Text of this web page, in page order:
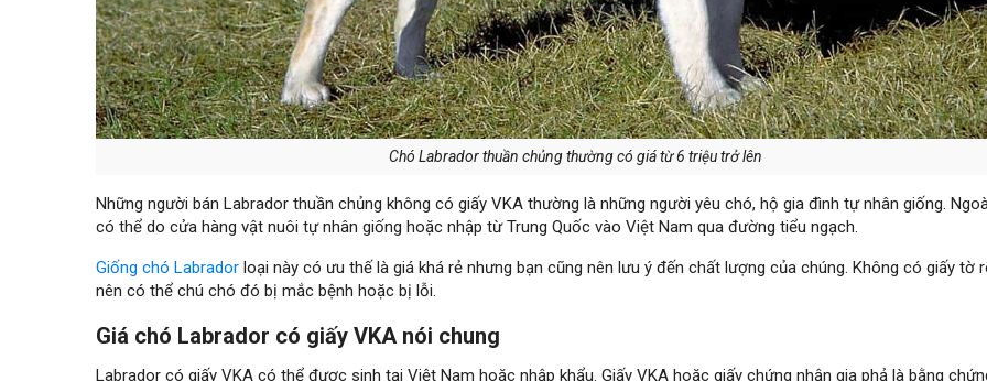
Chó Labrador thuần chủng thường có giá từ 6 triệu trở lên
Những người bán Labrador thuần chủng không có giấy VKA thường là những người yêu chó, hộ gia đình tự nhân giống.
có thể do cửa hàng vật nuôi tự nhân giống hoặc nhập từ Trung Quốc vào Việt Nam qua đường tiểu ngạch.
Giống chó Labrador loại này có ưu thế là giá khá rẻ nhưng bạn cũng nên lưu ý đến chất lượng của chúng. Không có giấy tờ
nên có thể chú chó đó bị mắc bệnh hoặc bị lỗi.
Giá chó Labrador có giấy VKA nói chung
Labrador có giấy VKA có thể được sinh tại Việt Nam hoặc nhập khẩu. Giấy VKA hoặc giấy chứng nhận gia phả là bằng